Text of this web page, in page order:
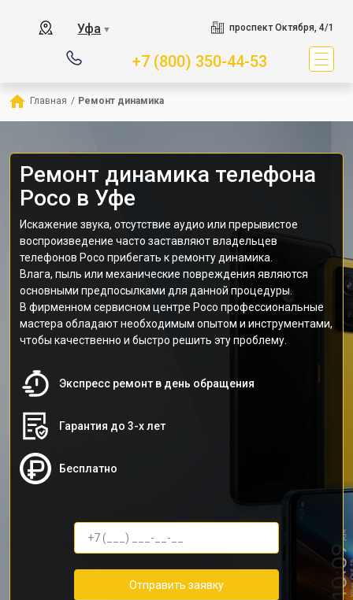
Уфа ▼ проспект Октября, 4/1
+7 (800) 350-44-53
Главная / Ремонт динамика
Ремонт динамика телефона
Poco в Уфе
Искажение звука, отсутствие аудио или прерывистое
воспроизведение часто заставляют владельцев
телефонов Poco прибегать к ремонту динамика.
Влага, пыль или механические повреждения являются
основными предпосылками для данной процедуры.
В фирменном сервисном центре Poco профессиональные
мастера обладают необходимым опытом и инструментами,
чтобы качественно и быстро решить эту проблему.
Экспресс ремонт в день обращения
Гарантия до 3-х лет
Бесплатно
Отправить заявку